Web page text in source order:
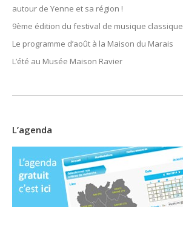
autour de Yenne et sa région !
9ème édition du festival de musique classique
Le programme d’août à la Maison du Marais
L’été au Musée Maison Ravier
L’agenda